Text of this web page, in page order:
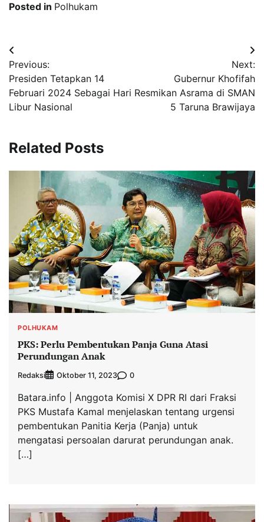
Posted in Polhukam
Navigasi
pos
Previous:
Presiden Tetapkan 14
Februari 2024 Sebagai Hari
Libur Nasional
Next:
Gubernur Khofifah
Resmikan Asrama di SMAN
5 Taruna Brawijaya
Related Posts
POLHUKAM
PKS: Perlu Pembentukan Panja Guna Atasi
Perundungan Anak
Redaksi Oktober 11, 2023 0
Batara.info | Anggota Komisi X DPR RI dari Fraksi
PKS Mustafa Kamal menjelaskan tentang urgensi
pembentukan Panitia Kerja (Panja) untuk
mengatasi persoalan darurat perundungan anak.
[…]